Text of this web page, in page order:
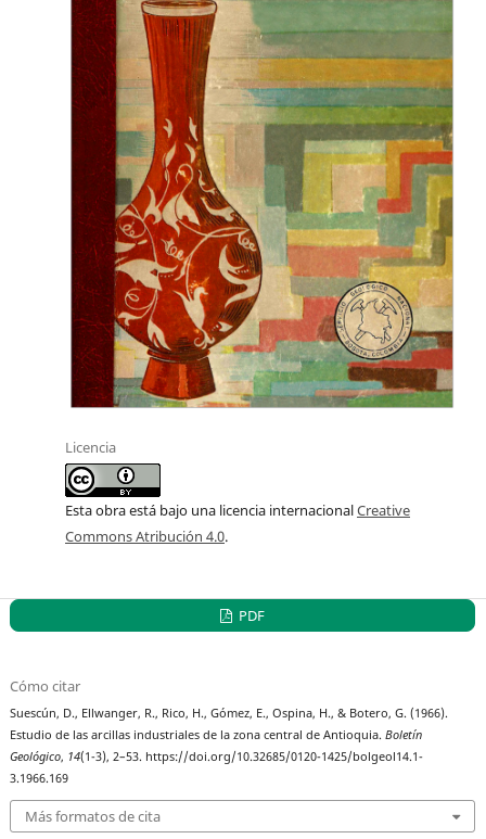
Licencia
Esta obra está bajo una licencia internacionalCreative
Commons Atribución 4.0.
PDF
Cómo citar
Suescún, D., Ellwanger, R., Rico, H., Gómez, E., Ospina, H., & Botero, G. (1966).
Estudio de las arcillas industriales de la zona central de Antioquia.Boletín
Geológico, 14(1-3), 2–53. https://doi.org/10.32685/0120-1425/bolgeol14.1-
3.1966.169
Más formatos de cita